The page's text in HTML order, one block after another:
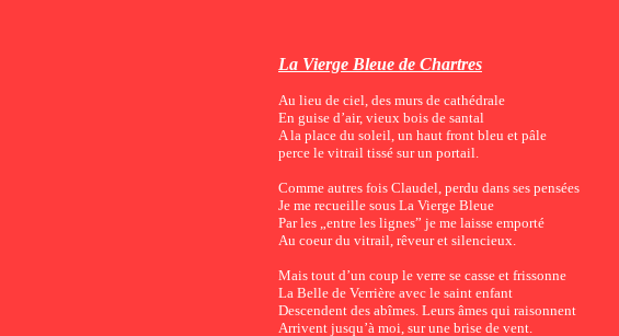
La Vierge Bleue de Chartres
Au lieu de ciel, des murs de cathédrale
En guise d’air, vieux bois de santal
A la place du soleil, un haut front bleu et pâle
perce le vitrail tissé sur un portail.
Comme autres fois Claudel, perdu dans ses pensées
Je me recueille sous La Vierge Bleue
Par les „entre les lignes” je me laisse emporté
Au coeur du vitrail, rêveur et silencieux.
Mais tout d’un coup le verre se casse et frissonne
La Belle de Verrière avec le saint enfant
Descendent des abîmes. Leurs âmes qui raisonnent
Arrivent jusqu’à moi, sur une brise de vent.